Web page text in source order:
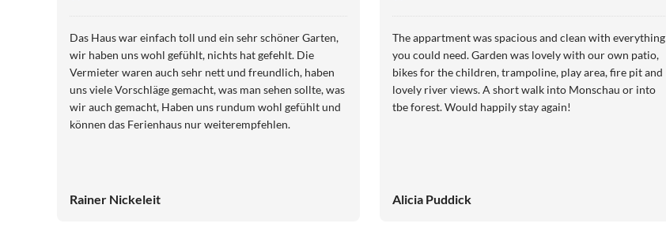
Das Haus war einfach toll und ein sehr schöner Garten,
wir haben uns wohl gefühlt, nichts hat gefehlt. Die
Vermieter waren auch sehr nett und freundlich, haben
uns viele Vorschläge gemacht, was man sehen sollte, was
wir auch gemacht, Haben uns rundum wohl gefühlt und
können das Ferienhaus nur weiterempfehlen.
Rainer Nickeleit
The appartment was spacious and clean with everything
you could need. Garden was lovely with our own patio,
bikes for the children, trampoline, play area, fire pit and
lovely river views. A short walk into Monschau or into
tbe forest. Would happily stay again!
Alicia Puddick